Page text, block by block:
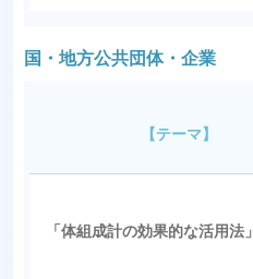
国・地方公共団体・企業
【テーマ】
「体組成計の効果的な活用法」